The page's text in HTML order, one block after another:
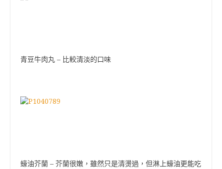
青豆牛肉丸 – 比較清淡的口味
蠔油芥蘭 – 芥蘭很嫩，雖然只是清燙過，但淋上蠔油更能吃